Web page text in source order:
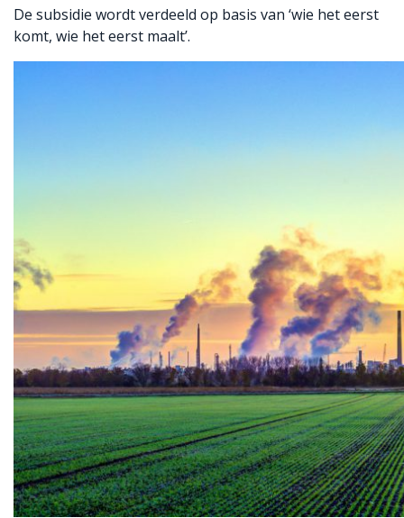
De subsidie wordt verdeeld op basis van ‘wie het eerst
komt, wie het eerst maalt’.